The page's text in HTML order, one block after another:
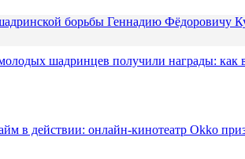
борьбы Геннадию Фёдоровичу
шадринцев получили награды: как
в действии: онлайн-кинотеатр Okko